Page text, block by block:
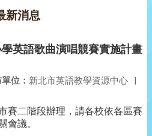
新消息
英語歌曲演唱競賽實施計畫
位： 新北市英語教學資源中心 |
賽二階段辦理，請各校依各區賽
會議。